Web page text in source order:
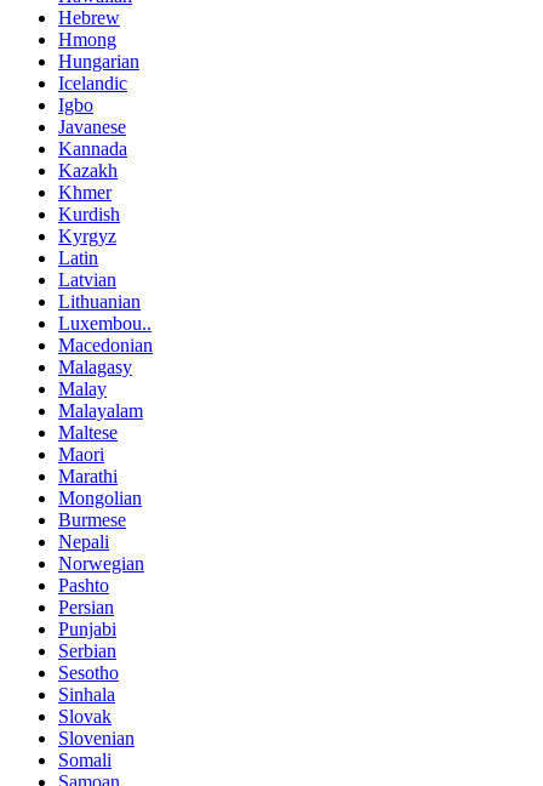
Hebrew
Hmong
Hungarian
Icelandic
Igbo
Javanese
Kannada
Kazakh
Khmer
Kurdish
Kyrgyz
Latin
Latvian
Lithuanian
Luxembou..
Macedonian
Malagasy
Malay
Malayalam
Maltese
Maori
Marathi
Mongolian
Burmese
Nepali
Norwegian
Pashto
Persian
Punjabi
Serbian
Sesotho
Sinhala
Slovak
Slovenian
Somali